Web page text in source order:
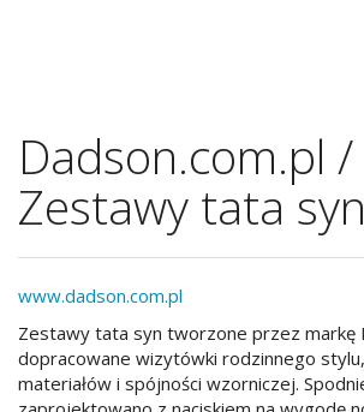
Dadson.com.pl /
Zestawy tata syn
www.dadson.com.pl
Zestawy tata syn tworzone przez markę
dopracowane wizytówki rodzinnego
materiałów i spójności wzorniczej.